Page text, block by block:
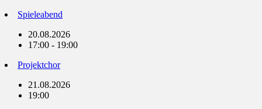
Spieleabend
20.08.2026
17:00 - 19:00
Projektchor
21.08.2026
19:00